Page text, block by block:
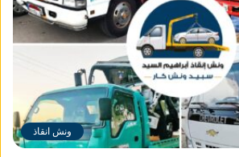
ونش انقاذ